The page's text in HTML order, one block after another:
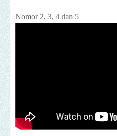
Nomor 2, 3, 4 dan 5